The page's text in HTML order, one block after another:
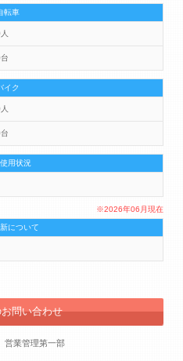
転車
イク
用状況
※2026年06月現在
について
問い合わせ
営業管理第一部